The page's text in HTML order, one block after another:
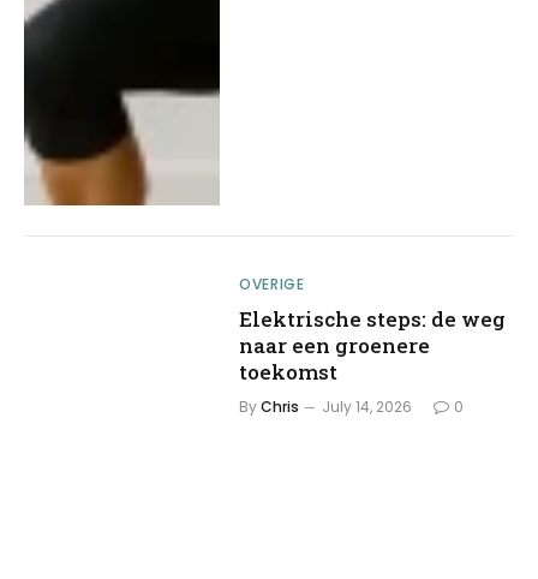
OVERIGE
Elektrische steps: de weg
naar een groenere
toekomst
ByChris July 14, 2026 0